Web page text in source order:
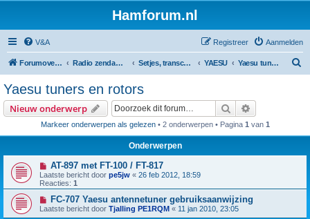
Hamforum.nl
V&A Aanmelden
Registreer
Forumoverzicht Radio zendamateur, luisteramateur en elektronica zelfbouw Setjes, transceivers, portofoons, ontvangers, mods, tips, etc YAESU Yaesu tuners en rotors
Yaesu tuners en rotors
Nieuw onderwerp Zoek
Markeer onderwerpen als gelezen• 2 onderwerpen • Pagina 1 van 1
Onderwerpen
AT-897 met FT-100 / FT-817
Laatste bericht door pe5jw « 26 feb 2012, 18:59
Reacties: 1
FC-707 Yaesu antennetuner gebruiksaanwijzing
Laatste bericht door Tjalling PE1RQM « 11 jan 2010, 23:05